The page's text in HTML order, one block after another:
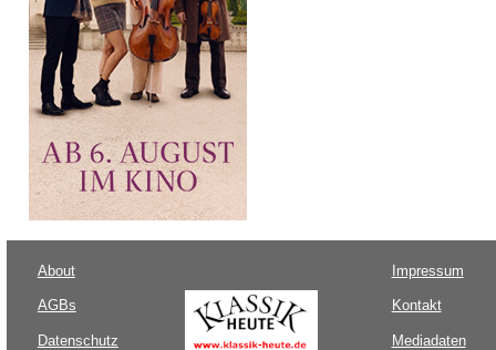
About
AGBs
Datenschutz
Impressum
Kontakt
Mediadaten